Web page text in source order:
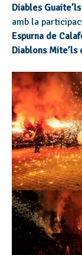
Diables
amb la
Espurna de
Diablons